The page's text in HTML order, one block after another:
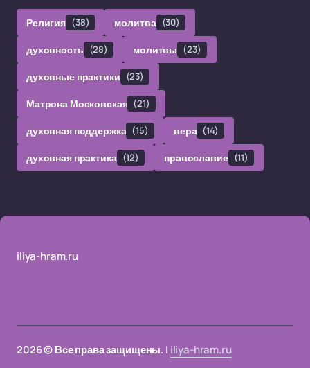
Религия (38) молитва (30)
духовность (28) молитвы (23)
духовные практики (23)
Матрона Московская (21)
духовная поддержка (15) вера (14)
духовная практика (12) православие (11)
iliya-hram.ru
2026 © Все права защищены. | iliya-hram.ru